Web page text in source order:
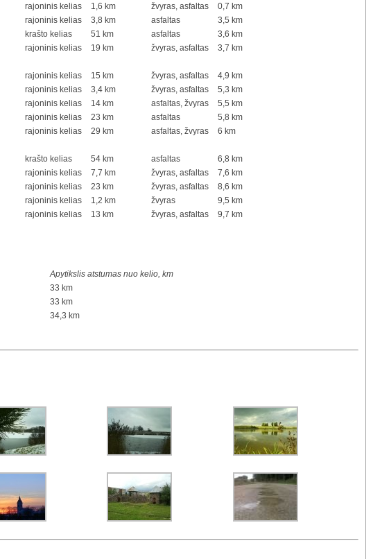
rajoninis kelias 1,6 km žvyras, asfaltas
0,7 km
rajoninis kelias 3,8 km asfaltas
3,5 km
krašto kelias 51 km asfaltas
3,6 km
rajoninis kelias 19 km žvyras, asfaltas 3,7 km
rajoninis kelias 15 km žvyras, asfaltas
4,9 km
rajoninis kelias 3,4 km žvyras, asfaltas
5,3 km
rajoninis kelias 14 km asfaltas, žvyras
5,5 km
rajoninis kelias 23 km asfaltas
5,8 km
rajoninis kelias 29 km asfaltas, žvyras 6 km
krašto kelias 54 km asfaltas
6,8 km
rajoninis kelias 7,7 km žvyras, asfaltas
7,6 km
rajoninis kelias 23 km žvyras, asfaltas
8,6 km
rajoninis kelias 1,2 km žvyras
9,5 km
rajoninis kelias 13 km žvyras, asfaltas 9,7 km
Apytikslis atstumas nuo kelio, km
33 km
33 km
34,3 km